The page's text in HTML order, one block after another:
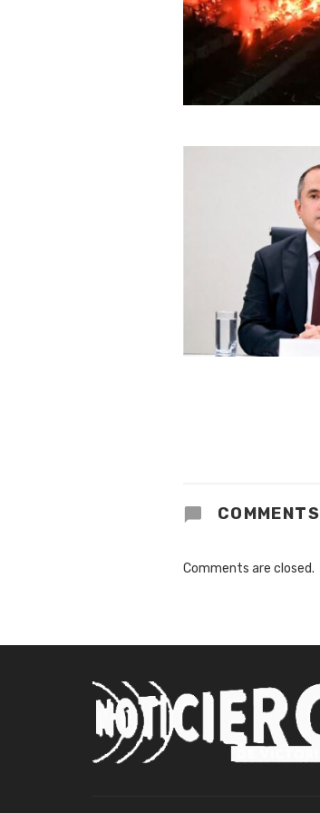
COMMENTS
Comments are closed.